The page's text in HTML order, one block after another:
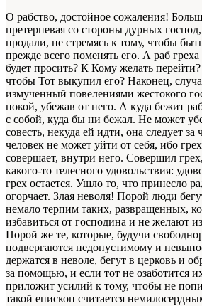
О рабство, достойное сожаления!
претерпевая со стороны дурных
продали, не стремясь к тому, чтобы
прежде всего поменять его. А раб греха
будет просить? К Кому желать
чтобы Тот выкупил его? Наконец,
измученный повелениями жестокого
покой, убежав от него. А куда бежит
с собой, куда бы ни бежал. Не может
совесть, некуда ей идти, она следует за
человек не может уйти от себя, ибо
совершает, внутри него. Совершил
какого-то телесного удовольствия:
грех остается. Ушло то, что принесло
огорчает. Злая неволя! Порой люди
немало терпим таких, развращенных,
избавиться от господина и не желают
Порой же те, которые, будучи
подвергаются недопустимому и
держатся в неволе, бегут в церковь и
за помощью, и если тот не озаботится
приложит усилий к тому, чтобы не
такой епископ считается